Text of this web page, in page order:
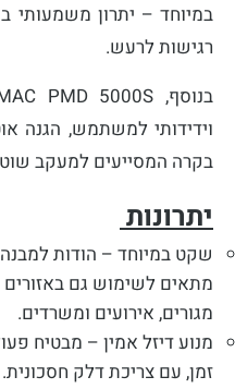
במיוחד – יתרון משמעותי
רגישות לרעש.
וידידותי למשתמש, הגנה
בקרה המסייעים למעקב
יתרונות
מתאים לשימוש גם
מגורים, אירועים ומשרדים.
מנוע דיזל אמין – מבטיח
זמן, עם צריכת דלק חסכונית.